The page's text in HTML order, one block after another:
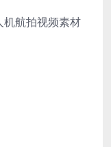
机航拍视频素材